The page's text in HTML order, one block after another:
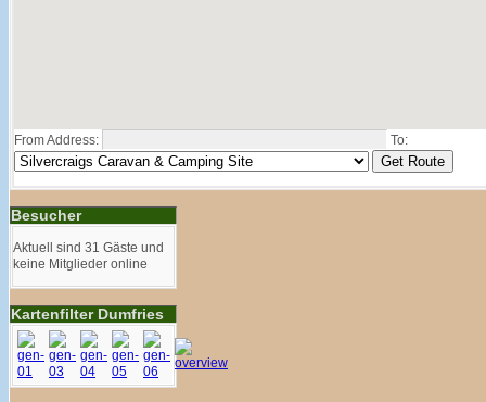
From Address: To:
Besucher
Aktuell sind 31 Gäste und
keine Mitglieder online
Kartenfilter Dumfries